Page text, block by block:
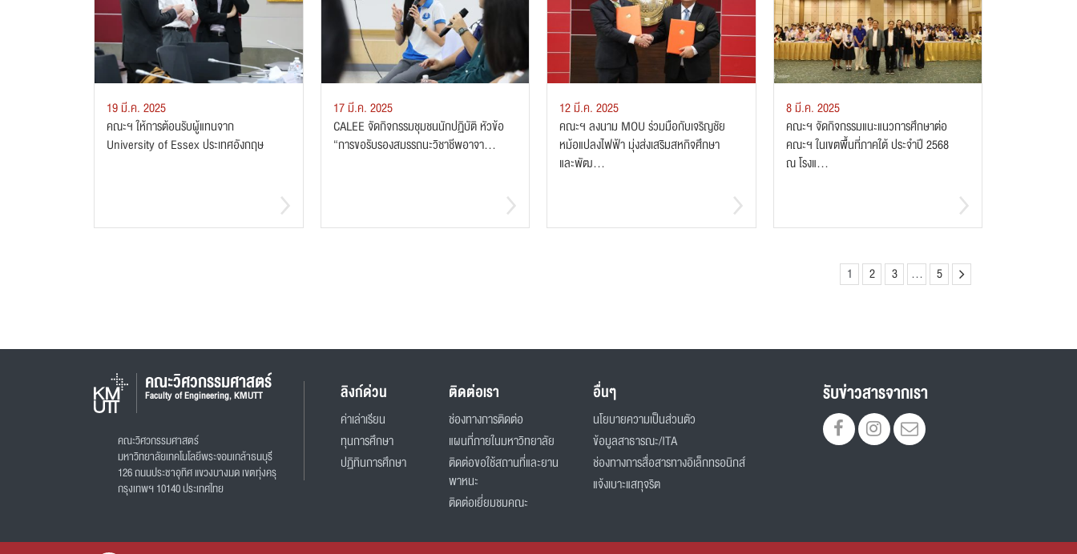
19 มี.ค. 2025
คณะฯ ให้การต้อนรับผู้แทนจาก
University of Essex ประเทศอังกฤษ
17 มี.ค. 2025
CALEE จัดกิจกรรมชุมชนนักปฏิบัติ หัวข้อ
“การขอรับรองสมรรถนะวิชาชีพอาจา...
12 มี.ค. 2025
คณะฯ ลงนาม MOU ร่วมมือกับเจริญชัย
หม้อแปลงไฟฟ้า มุ่งส่งเสริมสหกิจศึกษา
และพัฒ...
8 มี.ค. 2025
คณะฯ จัดกิจกรรมแนะแนวการศึกษาต่อ
คณะฯ ในเขตพื้นที่ภาคใต้ ประจำปี 2568
ณ โรงแ...
1 2 3 … 5
คณะวิศวกรรมศาสตร์
Faculty of Engineering, KMUTT
คณะวิศวกรรมศาสตร์
มหาวิทยาลัยเทคโนโลยีพระจอมเกล้าธนบุรี
126 ถนนประชาอุทิศ แขวงบางมด เขตทุ่งครุ
กรุงเทพฯ 10140 ประเทศไทย
ลิงก์ด่วน
ค่าเล่าเรียน
ทุนการศึกษา
ปฏิทินการศึกษา
ติดต่อเรา
ช่องทางการติดต่อ
แผนที่ภายในมหาวิทยาลัย
ติดต่อขอใช้สถานที่และยาน
พาหนะ
ติดต่อเยี่ยมชมคณะ
อื่นๆ
นโยบายความเป็นส่วนตัว
ข้อมูลสาธารณะ/ITA
ช่องทางการสื่อสารทางอิเล็กทรอนิกส์
แจ้งเบาะแสทุจริต
รับข่าวสารจากเรา